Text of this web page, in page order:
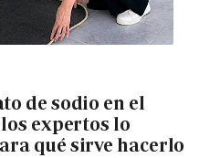
de sodio en el
expertos lo
qué sirve hacerlo